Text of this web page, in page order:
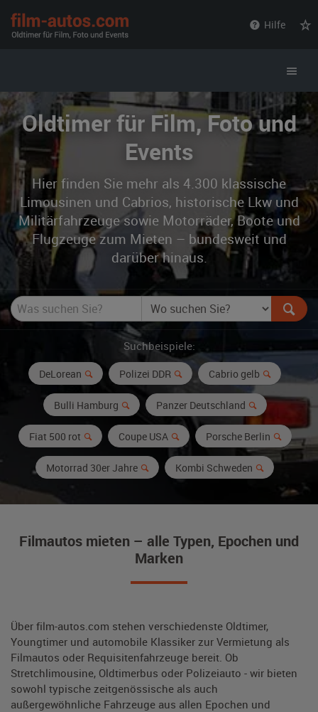
Hilfe
Oldtimer für Film, Foto und
Events
Hier finden Sie mehr als 4.300 klassische
Limousinen und Cabrios, historische Lkw und
Militärfahrzeuge sowie Motorräder, Boote und
Flugzeuge zum Mieten – bundesweit und
darüber hinaus.
Suchbeispiele:
DeLorean Polizei DDR Cabrio gelb
Bulli Hamburg Panzer Deutschland
Fiat 500 rot Coupe USA Porsche Berlin
Motorrad 30er Jahre Kombi Schweden
Filmautos mieten – alle Typen, Epochen und
Marken
Über film-autos.com stehen verschiedenste Oldtimer,
Youngtimer und automobile Klassiker zur Vermietung als
Filmautos oder Requisitenfahrzeuge bereit. Ob
Stretchlimousine, Oldtimerbus oder Polizeiauto - wir bieten
sowohl typische zeitgenössische als auch
außergewöhnliche Fahrzeuge aus allen Epochen und